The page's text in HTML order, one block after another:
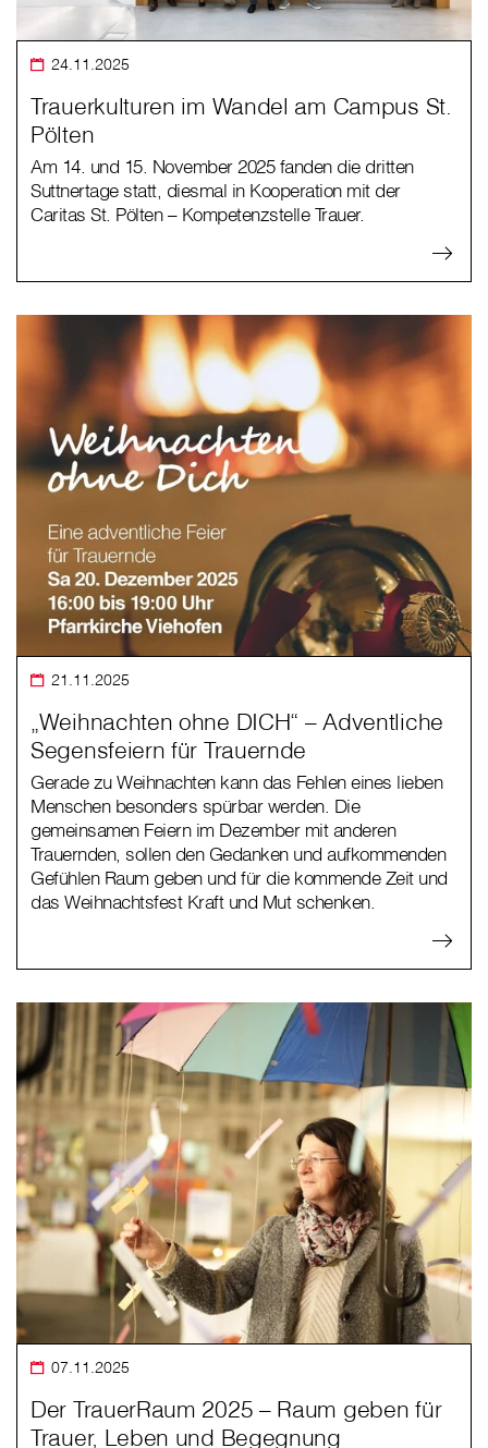
24.11.2025
Trauerkulturen im Wandel am Campus St.
Pölten
Am 14. und 15. November 2025 fanden die dritten
Suttnertage statt, diesmal in Kooperation mit der
Caritas St. Pölten – Kompetenzstelle Trauer.
21.11.2025
„Weihnachten ohne DICH“ – Adventliche
Segensfeiern für Trauernde
Gerade zu Weihnachten kann das Fehlen eines lieben
Menschen besonders spürbar werden. Die
gemeinsamen Feiern im Dezember mit anderen
Trauernden, sollen den Gedanken und aufkommenden
Gefühlen Raum geben und für die kommende Zeit und
das Weihnachtsfest Kraft und Mut schenken.
07.11.2025
Der TrauerRaum 2025 – Raum geben für
Trauer, Leben und Begegnung